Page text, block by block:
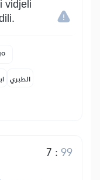
vidjeli
الطبري
7 :99